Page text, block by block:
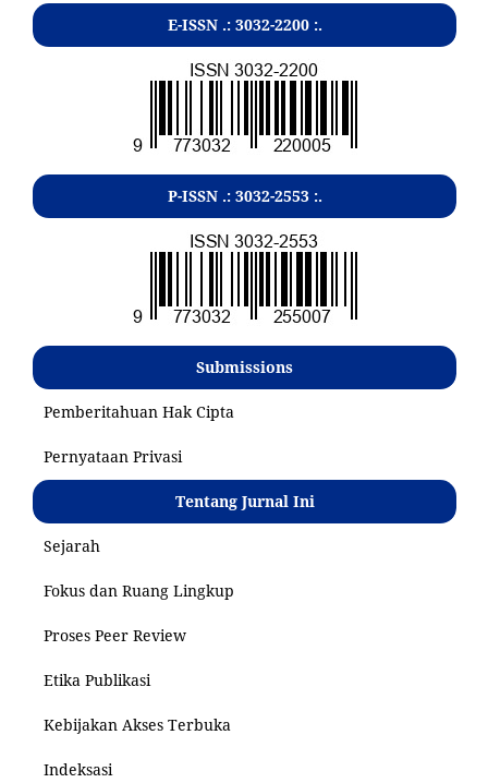
E-ISSN .: 3032-2200:.
P-ISSN .: 3032-2553:.
Submissions
Pemberitahuan Hak Cipta
Pernyataan Privasi
Tentang Jurnal Ini
Sejarah
Fokus dan Ruang Lingkup
Proses Peer Review
Etika Publikasi
Kebijakan Akses Terbuka
Indeksasi